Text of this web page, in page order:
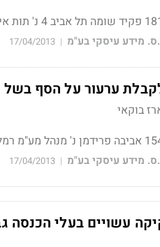
מידע עיסקי בע"מ |
17/04/2013
ערעור על הסף בשל
בוקאי
מידע עיסקי בע"מ |
17/04/2013
עשויים בעלי הכנסה